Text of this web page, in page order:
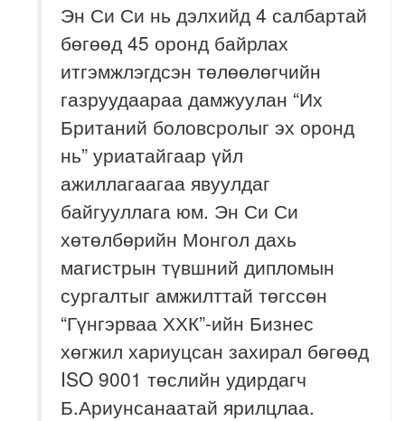
Эн Си Си нь дэлхийд 4 салбартай
бөгөөд 45 оронд байрлах
итгэмжлэгдсэн төлөөлөгчийн
газруудаараа дамжуулан “Их
Британий боловсролыг эх оронд
нь” уриатайгаар үйл
ажиллагаагаа явуулдаг
байгууллага юм. Эн Си Си
хөтөлбөрийн Монгол дахь
магистрын түвшний дипломын
сургалтыг амжилттай төгссөн
“Гүнгэрваа ХХК”-ийн Бизнес
хөгжил хариуцсан захирал бөгөөд
ISO 9001 төслийн удирдагч
Б.Ариунсанаатай ярилцлаа.